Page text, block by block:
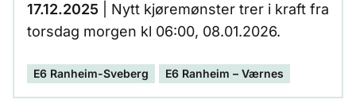
17.12.2025 | Nytt kjøremønster trer i kraft fra
torsdag morgen kl 06:00, 08.01.2026.
E6 Ranheim-Sveberg E6 Ranheim – Værnes